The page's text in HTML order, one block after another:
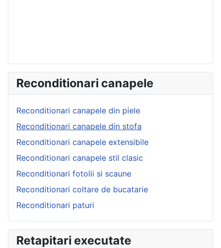
Reconditionari canapele
Reconditionari canapele din piele
Reconditionari canapele din stofa
Reconditionari canapele extensibile
Reconditionari canapele stil clasic
Reconditionari fotolii si scaune
Reconditionari coltare de bucatarie
Reconditionari paturi
Retapitari executate